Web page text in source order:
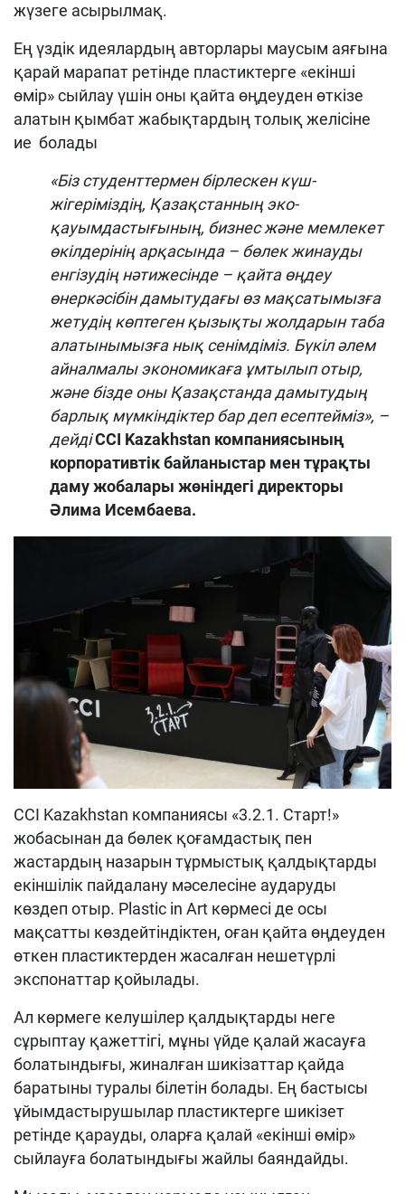
жүзеге асырылмақ.
Ең үздік идеялардың авторлары маусым аяғына
қарай марапат ретінде пластиктерге «екінші
өмір» сыйлау үшін оны қайта өңдеуден өткізе
алатын қымбат жабықтардың толық желісіне
ие болады
«Біз студенттермен бірлескен күш-
жігеріміздің, Қазақстанның эко-
қауымдастығының, бизнес және мемлекет
өкілдерінің арқасында – бөлек жинауды
енгізудің нәтижесінде – қайта өңдеу
өнеркәсібін дамытудағы өз мақсатымызға
жетудің көптеген қызықты жолдарын таба
алатынымызға нық сенімдіміз. Бүкіл әлем
айналмалы экономикаға ұмтылып отыр,
және бізде оны Қазақстанда дамытудың
барлық мүмкіндіктер бар деп есептейміз», –
дейдіCCI Kazakhstan компаниясының
корпоративтік байланыстар мен тұрақты
даму жобалары жөніндегі директоры
Әлима Исембаева.
CCI Kazakhstan компаниясы «3.2.1. Старт!»
жобасынан да бөлек қоғамдастық пен
жастардың назарын тұрмыстық қалдықтарды
екіншілік пайдалану мәселесіне аударуды
көздеп отыр. Plastic in Art көрмесі де осы
мақсатты көздейтіндіктен, оған қайта өңдеуден
өткен пластиктерден жасалған нешетүрлі
экспонаттар қойылады.
Ал көрмеге келушілер қалдықтарды неге
сұрыптау қажеттігі, мұны үйде қалай жасауға
болатындығы, жиналған шикізаттар қайда
баратыны туралы білетін болады. Ең бастысы
ұйымдастырушылар пластиктерге шикізет
ретінде қарауды, оларға қалай «екінші өмір»
сыйлауға болатындығы жайлы баяндайды.